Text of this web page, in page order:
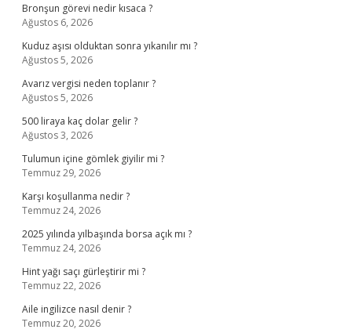
Bronşun görevi nedir kısaca ?
Ağustos 6, 2026
Kuduz aşısı olduktan sonra yıkanılır mı ?
Ağustos 5, 2026
Avarız vergisi neden toplanır ?
Ağustos 5, 2026
500 liraya kaç dolar gelir ?
Ağustos 3, 2026
Tulumun içine gömlek giyilir mi ?
Temmuz 29, 2026
Karşı koşullanma nedir ?
Temmuz 24, 2026
2025 yılında yılbaşında borsa açık mı ?
Temmuz 24, 2026
Hint yağı saçı gürleştirir mi ?
Temmuz 22, 2026
Aile ingilizce nasıl denir ?
Temmuz 20, 2026